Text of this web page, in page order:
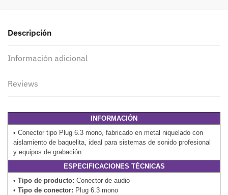
Descripción
Información adicional
Reviews
INFORMACIÓN
• Conector tipo Plug 6.3 mono, fabricado en metal niquelado con
aislamiento de baquelita, ideal para sistemas de sonido profesional
y equipos de grabación.
ESPECIFICACIONES TÉCNICAS
• Tipo de producto: Conector de audio
• Tipo de conector: Plug 6.3 mono